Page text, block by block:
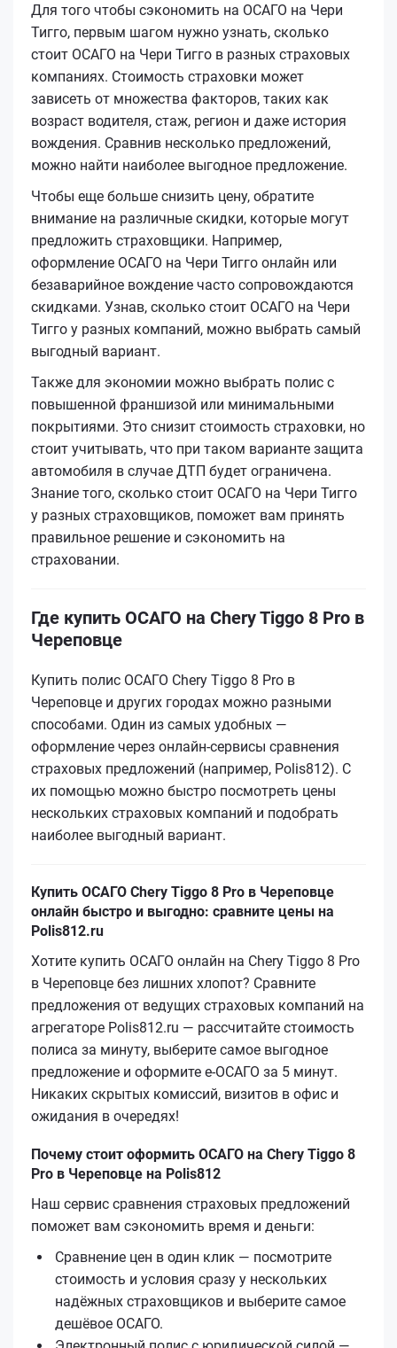
Для того чтобы сэкономить на ОСАГО на Чери
Тигго, первым шагом нужно узнать, сколько
стоит ОСАГО на Чери Тигго в разных страховых
компаниях. Стоимость страховки может
зависеть от множества факторов, таких как
возраст водителя, стаж, регион и даже история
вождения. Сравнив несколько предложений,
можно найти наиболее выгодное предложение.
Чтобы еще больше снизить цену, обратите
внимание на различные скидки, которые могут
предложить страховщики. Например,
оформление ОСАГО на Чери Тигго онлайн или
безаварийное вождение часто сопровождаются
скидками. Узнав, сколько стоит ОСАГО на Чери
Тигго у разных компаний, можно выбрать самый
выгодный вариант.
Также для экономии можно выбрать полис с
повышенной франшизой или минимальными
покрытиями. Это снизит стоимость страховки, но
стоит учитывать, что при таком варианте защита
автомобиля в случае ДТП будет ограничена.
Знание того, сколько стоит ОСАГО на Чери Тигго
у разных страховщиков, поможет вам принять
правильное решение и сэкономить на
страховании.
Где купить ОСАГО на Chery Tiggo 8 Pro в
Череповце
Купить полис ОСАГО Chery Tiggo 8 Pro в
Череповце и других городах можно разными
способами. Один из самых удобных —
оформление через онлайн-сервисы сравнения
страховых предложений (например, Polis812). С
их помощью можно быстро посмотреть цены
нескольких страховых компаний и подобрать
наиболее выгодный вариант.
Купить ОСАГО Chery Tiggo 8 Pro в Череповце
онлайн быстро и выгодно: сравните цены на
Polis812.ru
Хотите купить ОСАГО онлайн на Chery Tiggo 8 Pro
в Череповце без лишних хлопот? Сравните
предложения от ведущих страховых компаний на
агрегаторе Polis812.ru — рассчитайте стоимость
полиса за минуту, выберите самое выгодное
предложение и оформите е‑ОСАГО за 5 минут.
Никаких скрытых комиссий, визитов в офис и
ожидания в очередях!
Почему стоит оформить ОСАГО на Chery Tiggo 8
Pro в Череповце на Polis812
Наш сервис сравнения страховых предложений
поможет вам сэкономить время и деньги:
Сравнение цен в один клик — посмотрите
стоимость и условия сразу у нескольких
надёжных страховщиков и выберите самое
дешёвое ОСАГО.